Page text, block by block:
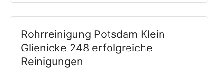
Rohrreinigung Potsdam Klein
Glienicke 248 erfolgreiche
Reinigungen